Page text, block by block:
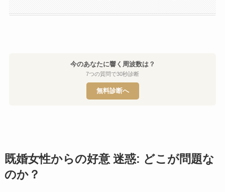
今のあなたに響く周波数は？
7つの質問で30秒診断
無料診断へ
既婚女性からの好意 迷惑: どこが問題な
のか？